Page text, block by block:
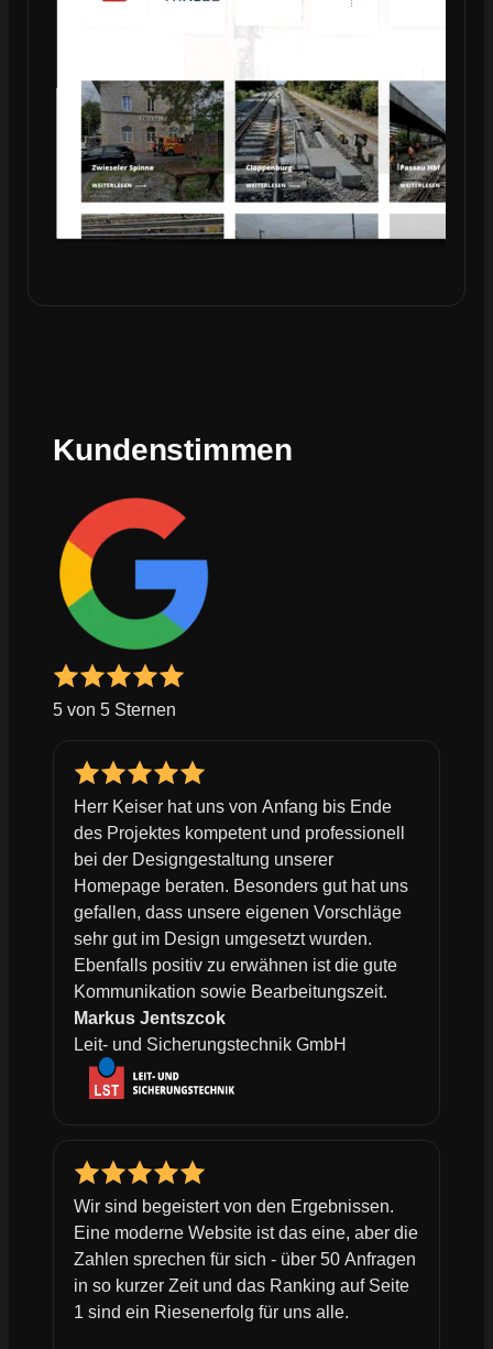
Kundenstimmen
5 von 5 Sternen
Herr Keiser hat uns von Anfang bis Ende
des Projektes kompetent und professionell
bei der Designgestaltung unserer
Homepage beraten. Besonders gut hat uns
gefallen, dass unsere eigenen Vorschläge
sehr gut im Design umgesetzt wurden.
Ebenfalls positiv zu erwähnen ist die gute
Kommunikation sowie Bearbeitungszeit.
Markus Jentszcok
Leit- und Sicherungstechnik GmbH
Wir sind begeistert von den Ergebnissen.
Eine moderne Website ist das eine, aber die
Zahlen sprechen für sich - über 50 Anfragen
in so kurzer Zeit und das Ranking auf Seite
1 sind ein Riesenerfolg für uns alle.